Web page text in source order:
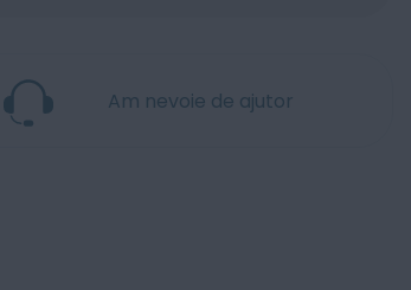
Am nevoie de ajutor